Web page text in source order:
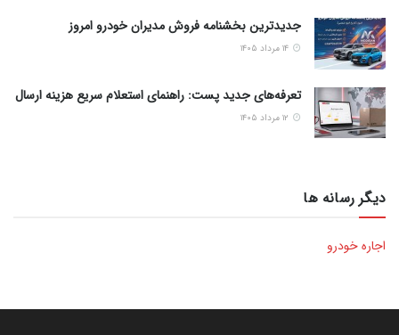
جدیدترین بخشنامه فروش مدیران خودرو امروز
تعرفه‌های جدید پست: راهنمای استعلام سریع هزینه ارسال
دیگر رسانه ها
اجاره خودرو